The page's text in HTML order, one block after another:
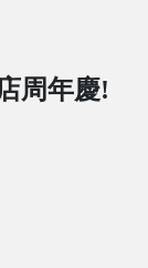
周年慶!